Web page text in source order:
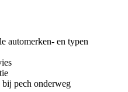
automerken- en typen
pech onderweg